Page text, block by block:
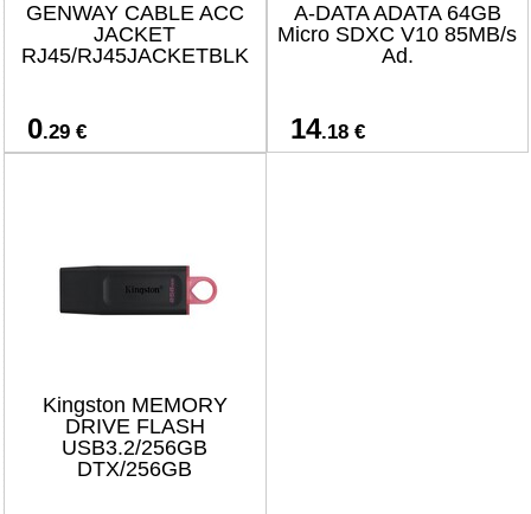
GENWAY CABLE ACC
JACKET
RJ45/RJ45JACKETBLK
0.29 €
A-DATA ADATA 64GB
Micro SDXC V10 85MB/s
Ad.
14.18 €
Kingston MEMORY
DRIVE FLASH
USB3.2/256GB
DTX/256GB